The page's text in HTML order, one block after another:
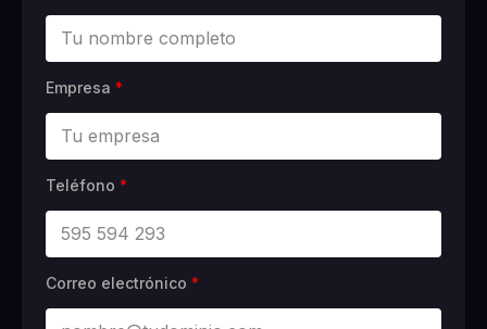
Empresa *
Teléfono *
Correo electrónico *